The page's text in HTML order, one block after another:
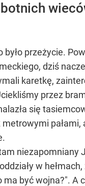
przeżycie.
dziś
karetkę,
przez
się
pałami,
niezapomniany
w
być wojna?". A